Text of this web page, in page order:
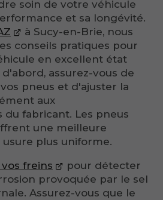
soin de votre véhicule
et sa longévité.
à Sucy-en-Brie, nous
conseils pratiques pour
en excellent état
assurez-vous de
pneus et d'ajuster la
aux
fabricant. Les pneus
une meilleure
plus uniforme.
freins
pour détecter
provoquée par le sel
Assurez-vous que le